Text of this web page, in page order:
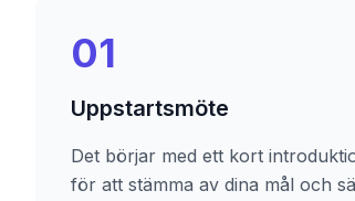
01
Uppstartsmöte
Det börjar med ett kort
för att stämma av dina mål och